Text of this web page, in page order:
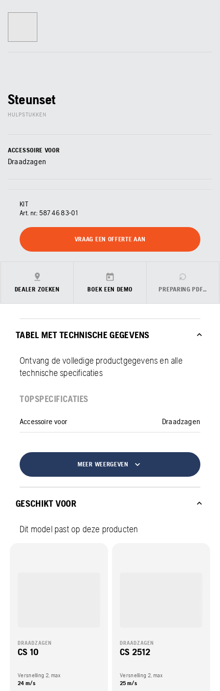
Steunset
HULPSTUKKEN
ACCESSOIRE VOOR
Draadzagen
KIT
Art. nr.: 587 46 83‑01
VRAAG EEN OFFERTE AAN
DEALER ZOEKEN BOEK EEN DEMO PREPARING PDF…
TABEL MET TECHNISCHE GEGEVENS
Ontvang de volledige productgegevens en alle
technische specificaties
TOPSPECIFICATIES
Accessoire voor Draadzagen
MEER WEERGEVEN
GESCHIKT VOOR
Dit model past op deze producten
DRAADZAGEN
CS 10
Versnelling 2, max
24 m/s
DRAADZAGEN
CS 2512
Versnelling 2, max
25 m/s